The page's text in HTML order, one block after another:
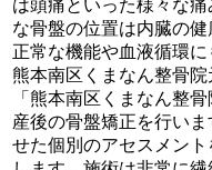
は頭痛といった様々な
な骨盤の位置は内臓の
正常な機能や血液循環に
熊本南区くまなん整骨
「熊本南区くまなん整
産後の骨盤矯正を行い
せた個別のアセスメン